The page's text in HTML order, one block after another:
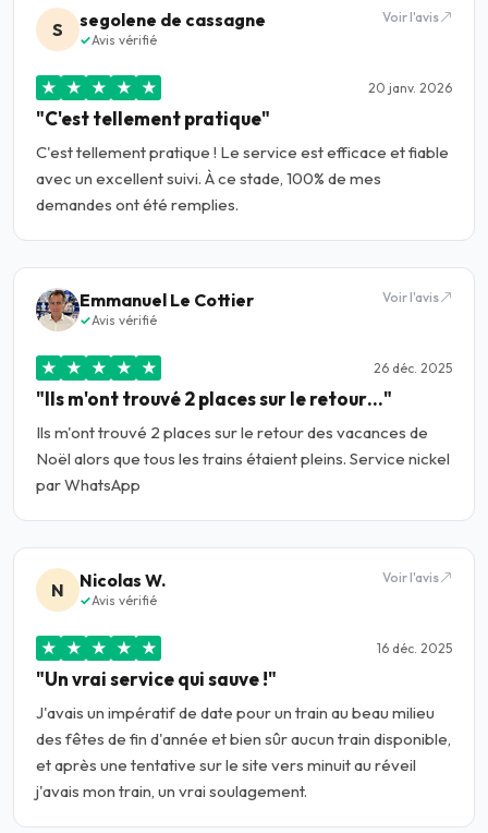
★ ★ ★ ★ ★ 20 janv. 2026
"C'est tellement pratique"
C'est tellement pratique ! Le service est efficace et fiable
avec un excellent suivi. À ce stade, 100% de mes
demandes ont été remplies.
S segolene de cassagne
Avis vérifié
Voir l'avis
★ ★ ★ ★ ★ 26 déc. 2025
"Ils m'ont trouvé 2 places sur le retour…"
Ils m'ont trouvé 2 places sur le retour des vacances de
Noël alors que tous les trains étaient pleins. Service nickel
par WhatsApp
Emmanuel Le Cottier
Avis vérifié
Voir l'avis
★ ★ ★ ★ ★ 16 déc. 2025
"Un vrai service qui sauve !"
J'avais un impératif de date pour un train au beau milieu
des fêtes de fin d'année et bien sûr aucun train disponible,
et après une tentative sur le site vers minuit au réveil
j'avais mon train, un vrai soulagement.
N Nicolas W.
Avis vérifié
Voir l'avis